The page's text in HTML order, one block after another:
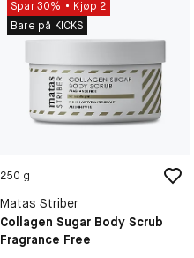
Spar 30%
Kjøp 2
Bare på KICKS
250 g
Matas Striber
Collagen Sugar Body Scrub
Fragrance Free